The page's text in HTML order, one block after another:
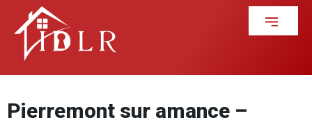
Pierremont sur amance –